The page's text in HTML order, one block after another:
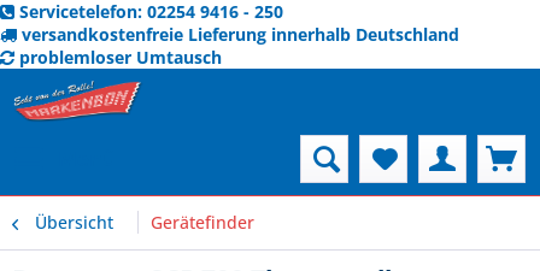
Servicetelefon: 02254 9416 - 250
versandkostenfreie Lieferung innerhalb Deutschland
problemloser Umtausch
Übersicht Gerätefinder